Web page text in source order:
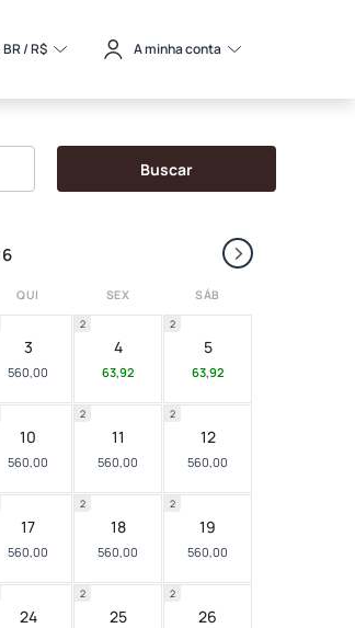
/ R$ A minha conta
Buscar
›
QUI SEX SÁB
3
560,00
4
63,92
2
5
63,92
2
10
560,00
11
560,00
2
12
560,00
2
17
560,00
18
560,00
2
19
560,00
2
24 25
2
26
2